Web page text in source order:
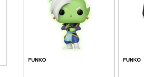
FUNKO FUNKO